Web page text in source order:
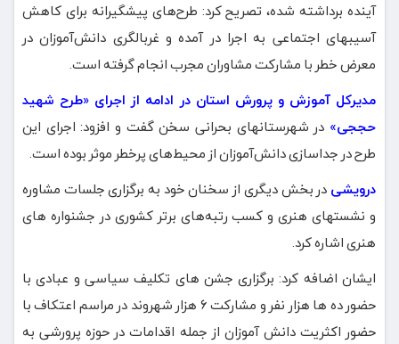
آینده برداشته‌ شده، تصریح کرد: طرح‌های پیشگیرانه برای کاهش
آسیبهای اجتماعی به اجرا در آمده و غربالگری دانش‌آموزان در
معرض خطر با مشارکت مشاوران مجرب انجام گرفته است.
مدیرکل آموزش و پرورش استان در ادامه از اجرای «طرح شهید
حججی» در شهرستانهای بحرانی سخن گفت و افزود: اجرای این
طرح در جداسازی دانش‌آموزان از محیط‌های پرخطر موثر بوده است.
درویشیدر بخش دیگری از سخنان خود به برگزاری جلسات مشاوره‌
و نشستهای هنری و کسب رتبه‌های برتر کشوری در جشنواره های
هنری اشاره کرد.
ایشان اضافه کرد: برگزاری جشن های تکلیف سیاسی و عبادی با
حضور ده ها هزار نفر و مشارکت ۶ هزار شهروند در مراسم اعتکاف با
حضور اکثریت دانش آموزان از جمله اقدامات در حوزه پرورشی به